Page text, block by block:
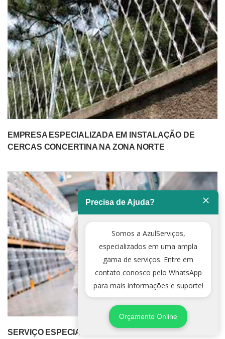
EMPRESA ESPECIALIZADA EM INSTALAÇÃO DE
CERCAS CONCERTINA NA ZONA NORTE
SERVIÇO ESPECIALIZADO DE DEDETIZADORA NA
Precisa de Ajuda?
Somos a AzulServiços,
especializados em uma ampla
gama de serviços. Entre em
contato conosco pelo WhatsApp
para mais informações e suporte!
Orçamento Online